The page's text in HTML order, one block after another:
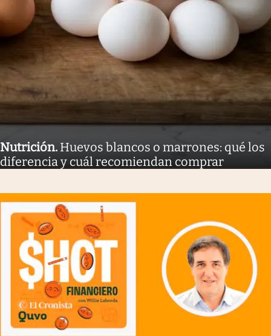
Nutrición. Huevos blancos o marrones: qué los
diferencia y cuál recomiendan comprar